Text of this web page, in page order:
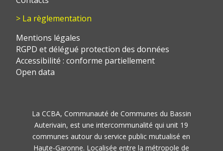
> La règlementation
Mentions légales
RGPD et délégué protection des données
Accessibilité : conforme partiellement
Open data
La CCBA, Communauté de Communes du Bassin
Auterivain, est une intercommunalité qui unit 19
communes autour du service public mutualisé en
Haute-Garonne. Localisée entre la métropole de